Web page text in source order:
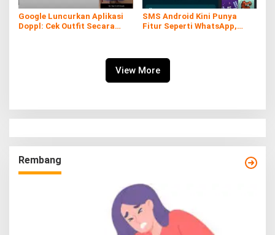
Google Luncurkan Aplikasi
Doppl: Cek Outfit Secara
SMS Android Kini Punya
Fitur Seperti WhatsApp,
View More
Rembang